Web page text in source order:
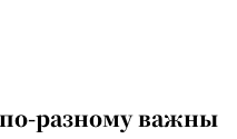
разному важны